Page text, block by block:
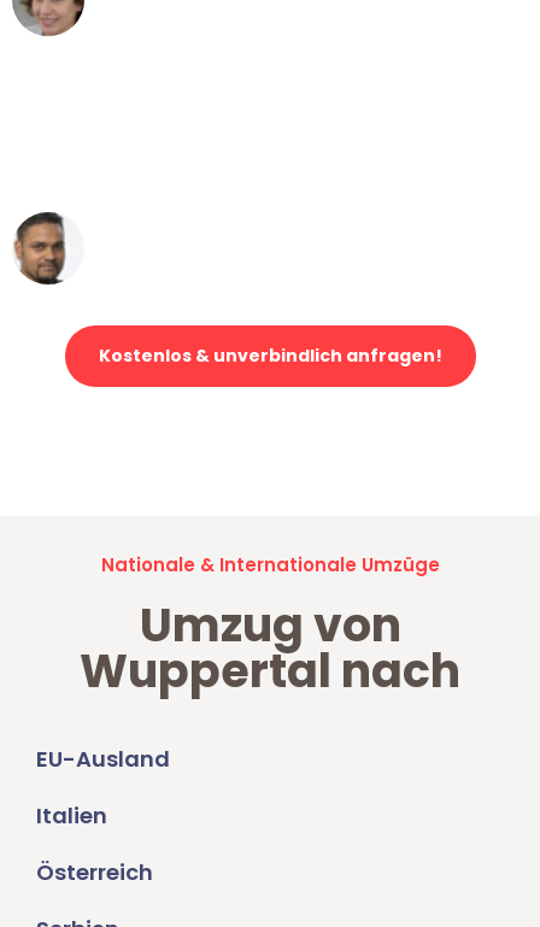
Kostenlos & unverbindlich anfragen!
Nationale & Internationale Umzüge
Umzug von
Wuppertal nach
EU-Ausland
Italien
Österreich